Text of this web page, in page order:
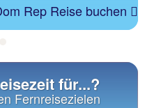
Rep Reise buchen
für...?
Fernreisezielen